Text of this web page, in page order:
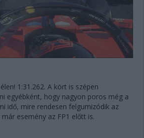
1:31.262. A kört is szépen
egyébként, hogy nagyon poros még a
idő, mire rendesen felgumizódik az
esemény az FP1 előtt is.